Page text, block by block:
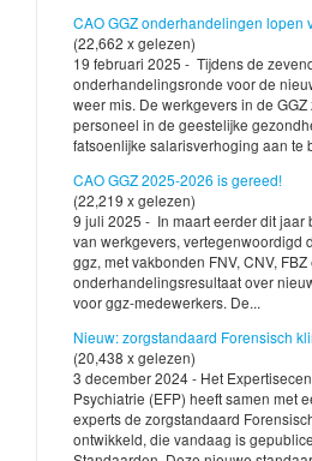
CAO GGZ onderhandelingen lopen
(22,662 x gelezen)
19 februari 2025 - Tijdens de
onderhandelingsronde voor de
weer mis. De werkgevers in de
personeel in de geestelijke
fatsoenlijke salarisverhoging aan te
CAO GGZ 2025-2026 is gereed!
(22,219 x gelezen)
9 juli 2025 - In maart eerder dit jaar
van werkgevers, vertegenwoordigd
ggz, met vakbonden FNV, CNV, FBZ
onderhandelingsresultaat over
voor ggz-medewerkers. De...
Nieuw: zorgstandaard Forensisch
(20,438 x gelezen)
3 december 2024 - Het
Psychiatrie (EFP) heeft samen met
experts de zorgstandaard
ontwikkeld, die vandaag is